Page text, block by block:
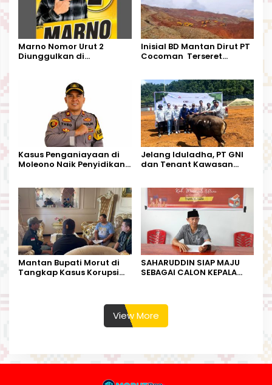
Marno Nomor Urut 2
Diunggulkan di
Harapan Warga
Inisial BD Mantan Dirut PT
Cocoman Terseret
Kalimantan Barat
Kasus Penganiayaan di
Moleono Naik Penyidikan,
Jelang Iduladha, PT GNI
dan Tenant Kawasan
Mantan Bupati Morut di
Tangkap Kasus Korupsi
SAHARUDDIN SIAP MAJU
SEBAGAI CALON KEPALA
View More